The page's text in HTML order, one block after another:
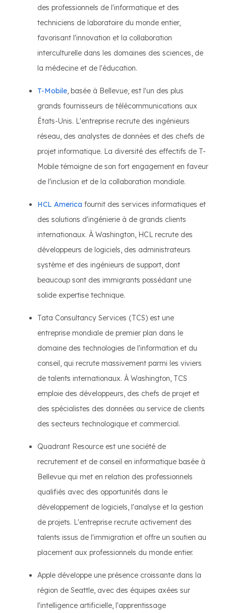
des professionnels de l'informatique et des
techniciens de laboratoire du monde entier,
favorisant l'innovation et la collaboration
interculturelle dans les domaines des sciences, de
la médecine et de l'éducation.
T-Mobile, basée à Bellevue, est l'un des plus
grands fournisseurs de télécommunications aux
États-Unis. L'entreprise recrute des ingénieurs
réseau, des analystes de données et des chefs de
projet informatique. La diversité des effectifs de T-
Mobile témoigne de son fort engagement en faveur
de l'inclusion et de la collaboration mondiale.
HCL America fournit des services informatiques et
des solutions d'ingénierie à de grands clients
internationaux. À Washington, HCL recrute des
développeurs de logiciels, des administrateurs
système et des ingénieurs de support, dont
beaucoup sont des immigrants possédant une
solide expertise technique.
Tata Consultancy Services (TCS) est une
entreprise mondiale de premier plan dans le
domaine des technologies de l'information et du
conseil, qui recrute massivement parmi les viviers
de talents internationaux. À Washington, TCS
emploie des développeurs, des chefs de projet et
des spécialistes des données au service de clients
des secteurs technologique et commercial.
Quadrant Resource est une société de
recrutement et de conseil en informatique basée à
Bellevue qui met en relation des professionnels
qualifiés avec des opportunités dans le
développement de logiciels, l'analyse et la gestion
de projets. L'entreprise recrute activement des
talents issus de l'immigration et offre un soutien au
placement aux professionnels du monde entier.
Apple développe une présence croissante dans la
région de Seattle, avec des équipes axées sur
l'intelligence artificielle, l'apprentissage